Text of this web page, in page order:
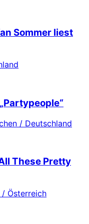
Sommer liest
/ Deutschland
These Pretty
/ Österreich